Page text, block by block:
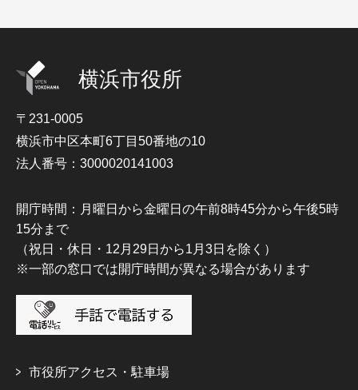
横浜市役所
〒231-0005
横浜市中区本町6丁目50番地の10
法人番号：3000020141003
開庁時間：月曜日から金曜日の午前8時45分から午後5時
15分まで
（祝日・休日・12月29日から1月3日を除く）
※一部の窓口では開庁時間が異なる場合があります
市役所アクセス・駐車場